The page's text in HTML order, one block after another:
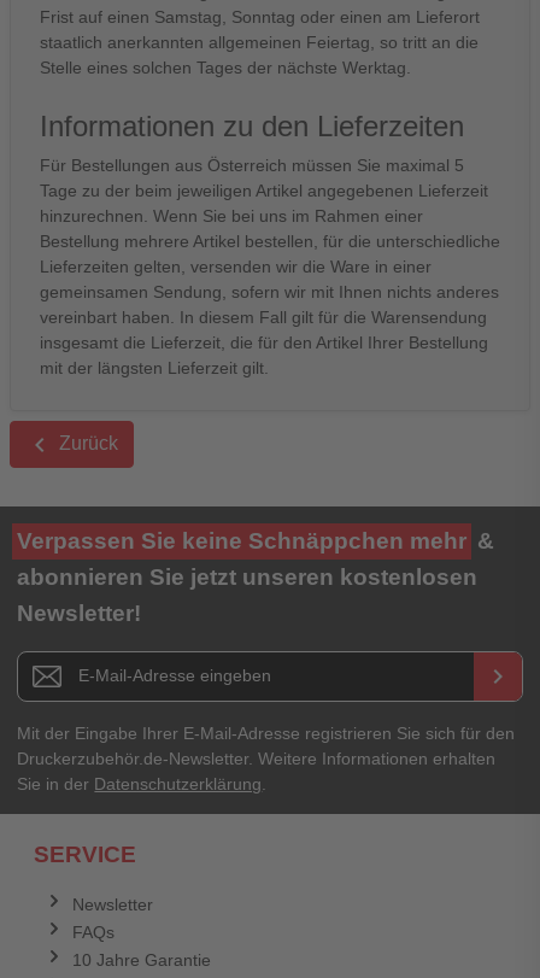
Frist auf einen Samstag, Sonntag oder einen am Lieferort
staatlich anerkannten allgemeinen Feiertag, so tritt an die
Stelle eines solchen Tages der nächste Werktag.
Informationen zu den Lieferzeiten
Für Bestellungen aus Österreich müssen Sie maximal 5
Tage zu der beim jeweiligen Artikel angegebenen Lieferzeit
hinzurechnen. Wenn Sie bei uns im Rahmen einer
Bestellung mehrere Artikel bestellen, für die unterschiedliche
Lieferzeiten gelten, versenden wir die Ware in einer
gemeinsamen Sendung, sofern wir mit Ihnen nichts anderes
vereinbart haben. In diesem Fall gilt für die Warensendung
insgesamt die Lieferzeit, die für den Artikel Ihrer Bestellung
mit der längsten Lieferzeit gilt.
keyboard_arrow_left Zurück
Verpassen Sie keine Schnäppchen mehr &
abonnieren Sie jetzt unseren kostenlosen
Newsletter!
Newsletter E-Mail Adresse keyboard_arrow_right
Mit der Eingabe Ihrer E-Mail-Adresse registrieren Sie sich für den
Druckerzubehör.de-Newsletter. Weitere Informationen erhalten
Sie in der Datenschutzerklärung
SERVICE
Newsletter
FAQs
10 Jahre Garantie